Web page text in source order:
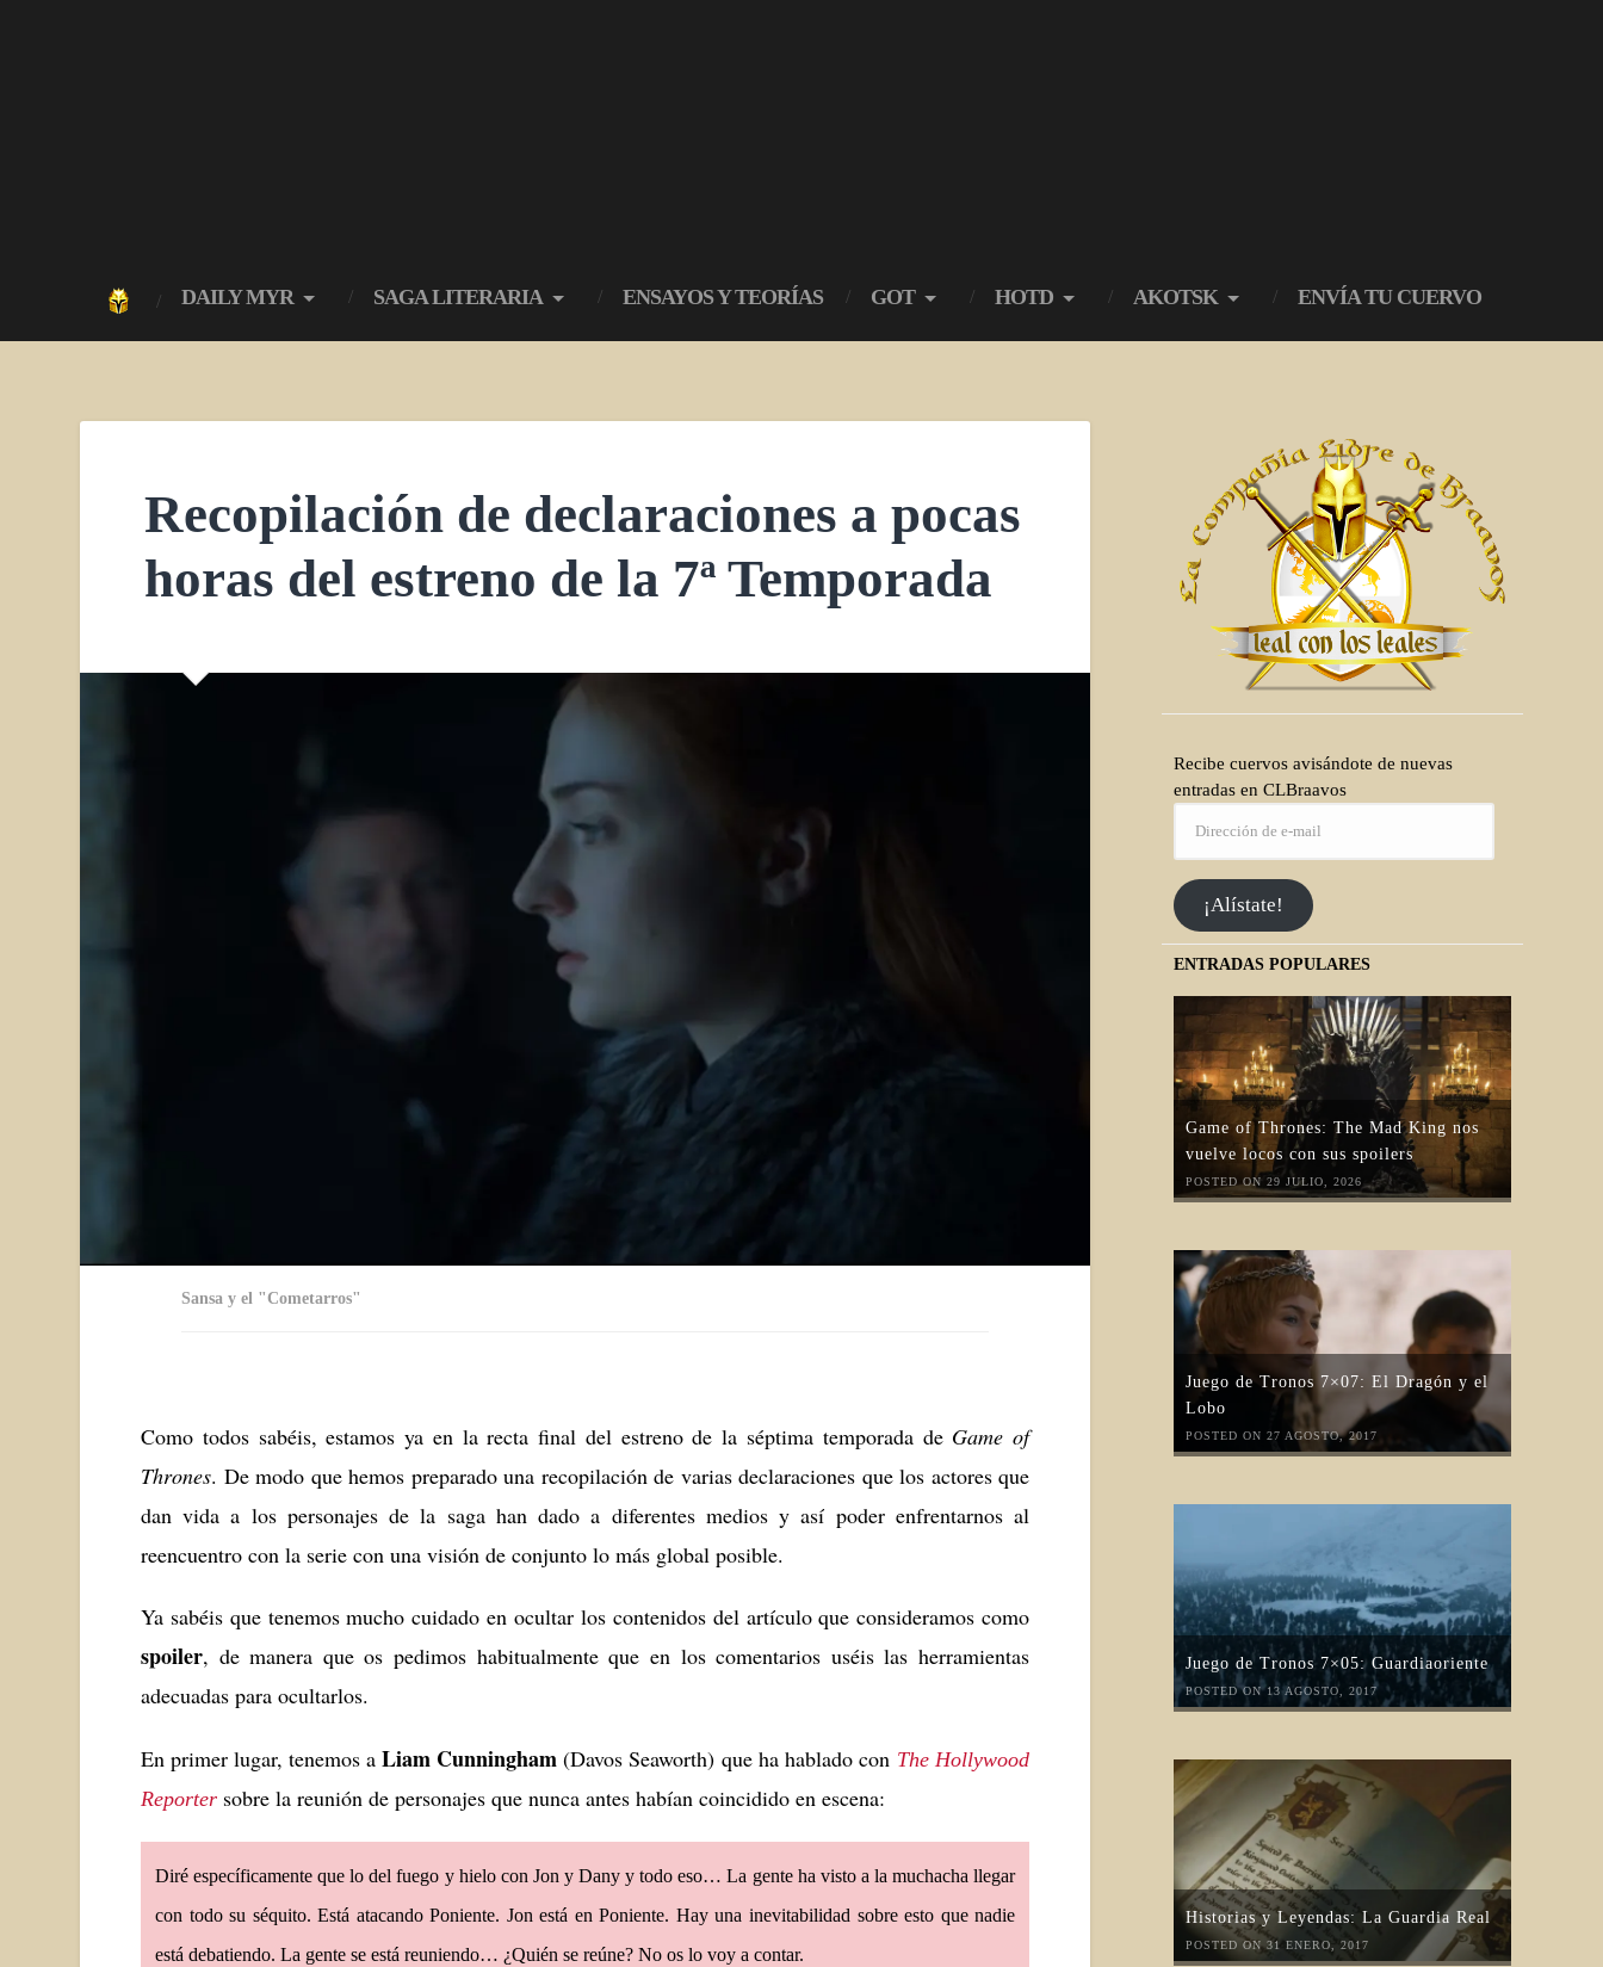
DAILY MYR SAGA LITERARIA ENSAYOS Y TEORÍAS GOT HOTD AKOTSK ENVÍA TU CUERVO
Recopilación de declaraciones a pocas
horas del estreno de la 7ª Temporada
Sansa y el "Cometarros"
Como todos sabéis, estamos ya en la recta final del estreno de la séptima temporada de Game of
Thrones. De modo que hemos preparado una recopilación de varias declaraciones que los actores que
dan vida a los personajes de la saga han dado a diferentes medios y así poder enfrentarnos al
reencuentro con la serie con una visión de conjunto lo más global posible.
Ya sabéis que tenemos mucho cuidado en ocultar los contenidos del artículo que consideramos como
spoiler, de manera que os pedimos habitualmente que en los comentarios uséis las herramientas
adecuadas para ocultarlos.
En primer lugar, tenemos aLiam Cunningham(Davos Seaworth) que ha hablado con The Hollywood
Reporter sobre la reunión de personajes que nunca antes habían coincidido en escena:
Diré específicamente que lo del fuego y hielo con Jon y Dany y todo eso… La gente ha visto a la muchacha llegar
con todo su séquito. Está atacando Poniente. Jon está en Poniente. Hay una inevitabilidad sobre esto que nadie
está debatiendo. La gente se está reuniendo… ¿Quién se reúne? No os lo voy a contar.
Recibe cuervos avisándote de nuevas
entradas en CLBraavos
¡Alístate!
ENTRADAS POPULARES
Game of Thrones: The Mad King nos
vuelve locos con sus spoilers
POSTED ON 29 JULIO, 2026
Juego de Tronos 7×07: El Dragón y el
Lobo
POSTED ON 27 AGOSTO, 2017
Juego de Tronos 7×05: Guardiaoriente
POSTED ON 13 AGOSTO, 2017
Historias y Leyendas: La Guardia Real
POSTED ON 31 ENERO, 2017